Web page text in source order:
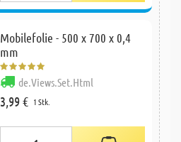
Mobilefolie - 500 x 700 x 0,4
mm
de.Views.Set.Html
3,99 € 1 Stk.